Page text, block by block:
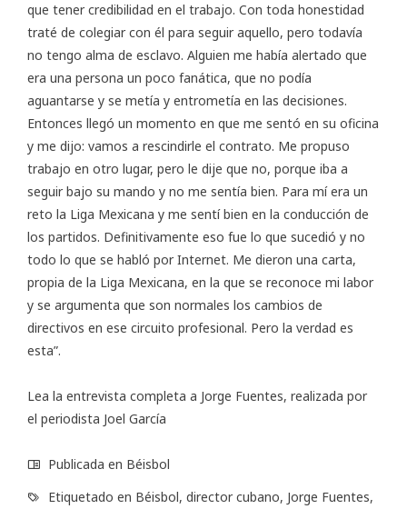
que tener credibilidad en el trabajo. Con toda honestidad
traté de colegiar con él para seguir aquello, pero todavía
no tengo alma de esclavo. Alguien me había alertado que
era una persona un poco fanática, que no podía
aguantarse y se metía y entrometía en las decisiones.
Entonces llegó un momento en que me sentó en su oficina
y me dijo: vamos a rescindirle el contrato. Me propuso
trabajo en otro lugar, pero le dije que no, porque iba a
seguir bajo su mando y no me sentía bien. Para mí era un
reto la Liga Mexicana y me sentí bien en la conducción de
los partidos. Definitivamente eso fue lo que sucedió y no
todo lo que se habló por Internet. Me dieron una carta,
propia de la Liga Mexicana, en la que se reconoce mi labor
y se argumenta que son normales los cambios de
directivos en ese circuito profesional. Pero la verdad es
esta”.
Lea la entrevista completa a Jorge Fuentes, realizada por
el periodista Joel García
Publicada en Béisbol
Etiquetado en Béisbol, director cubano, Jorge Fuentes,